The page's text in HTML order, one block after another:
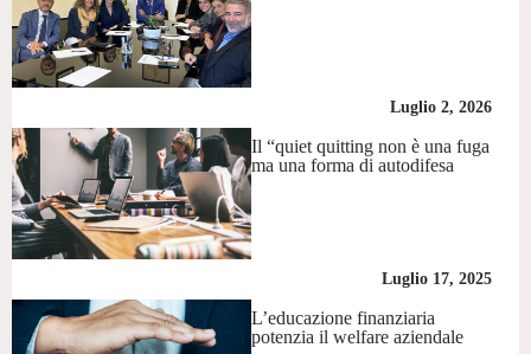
Luglio 2, 2026
Il “quiet quitting non è una fuga
ma una forma di autodifesa
Luglio 17, 2025
L’educazione finanziaria
potenzia il welfare aziendale